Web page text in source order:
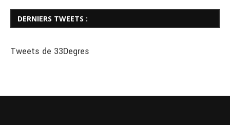
DERNIERS TWEETS :
Tweets de 33Degres